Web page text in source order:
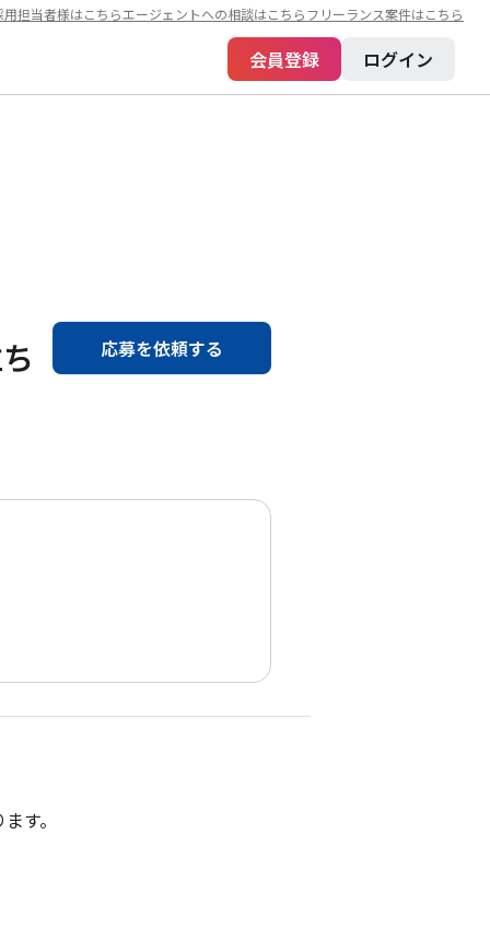
用担当者様はこちらエージェントへの相談はこちらフリーランス案件はこちら
会員登録 ログイン
応募を依頼する
す。